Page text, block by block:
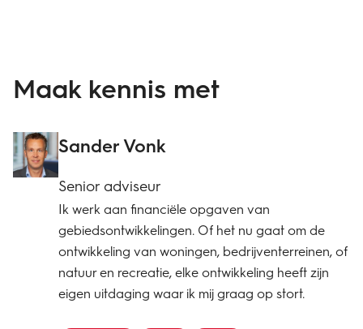
Maak kennis met
Sander Vonk
Senior adviseur
Ik werk aan financiële opgaven van
gebiedsontwikkelingen. Of het nu gaat om de
ontwikkeling van woningen, bedrijventerreinen, of
natuur en recreatie, elke ontwikkeling heeft zijn
eigen uitdaging waar ik mij graag op stort.